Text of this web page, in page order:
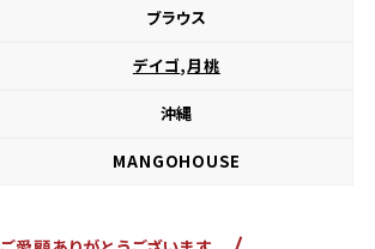
ブラウス
デイゴ,月桃
沖縄
MANGOHOUSE